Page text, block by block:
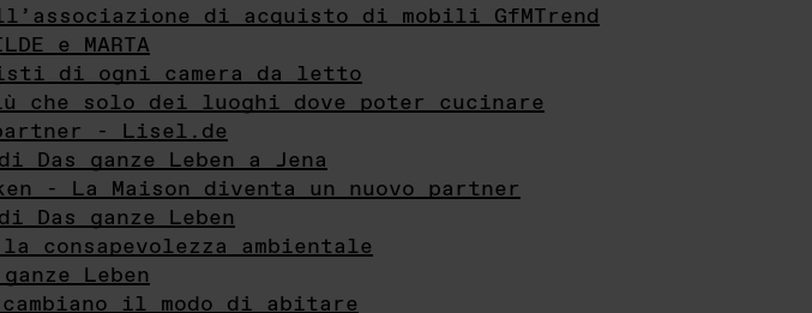
di acquisto di mobili GfMTrend
e MARTA
di ogni camera da letto
che solo dei luoghi dove poter cucinare
- Lisel.de
ganze Leben a Jena
- La Maison diventa un nuovo partner
ganze Leben
consapevolezza ambientale
Leben
il modo di abitare